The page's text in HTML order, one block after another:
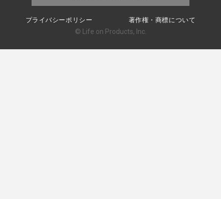
プライバシーポリシー 著作権・商標について
© Life on Products, Inc.